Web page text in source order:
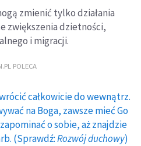
zmienić tylko działania
zwiększenia dzietności,
i migracji.
POLECA
całkowicie do wewnątrz.
na Boga, zawsze mieć Go
o sobie, aż znajdzie
(Sprawdź:Rozwój duchowy)